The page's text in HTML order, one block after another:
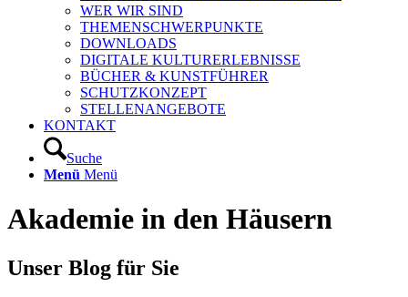
WER WIR SIND
THEMENSCHWERPUNKTE
DOWNLOADS
DIGITALE KULTURERLEBNISSE
BÜCHER & KUNSTFÜHRER
SCHUTZKONZEPT
STELLENANGEBOTE
KONTAKT
Suche
Menü Menü
Akademie in den Häusern
Unser Blog für Sie